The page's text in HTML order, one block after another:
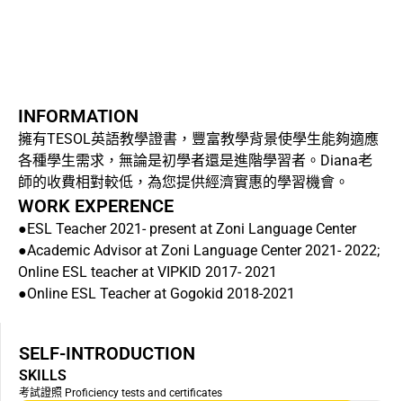
INFORMATION
擁有TESOL英語教學證書，豐富教學背景使學生能夠適應
各種學生需求，無論是初學者還是進階學習者。Diana老
師的收費相對較低，為您提供經濟實惠的學習機會。
WORK EXPERENCE
●ESL Teacher 2021- present at Zoni Language Center
●Academic Advisor at Zoni Language Center 2021- 2022;
Online ESL teacher at VIPKID 2017- 2021
●Online ESL Teacher at Gogokid 2018-2021
SELF-INTRODUCTION
SKILLS
考試證照 Proficiency tests and certificates